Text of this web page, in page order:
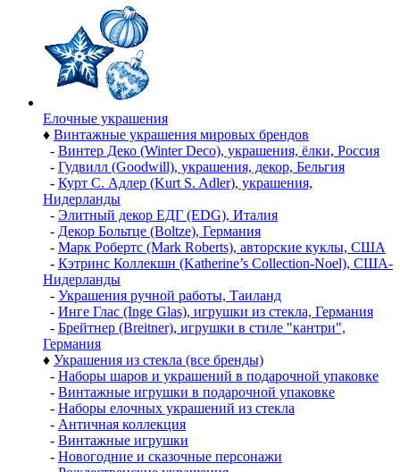
Елочные украшения
♦ Винтажные украшения мировых брендов
- Винтер Деко (Winter Deco), украшения, ёлки, Россия
- Гудвилл (Goodwill), украшения, декор, Бельгия
- Курт С. Адлер (Kurt S. Adler), украшения,
Нидерланды
- Элитный декор ЕДГ (EDG), Италия
- Декор Больтце (Boltze), Германия
- Марк Робертс (Mark Roberts), авторские куклы, США
- Кэтринс Коллекшн (Katherine’s Collection-Noel), США-
Нидерланды
- Украшения ручной работы, Таиланд
- Инге Глас (Inge Glas), игрушки из стекла, Германия
- Брейтнер (Breitner), игрушки в стиле "кантри",
Германия
♦ Украшения из стекла (все бренды)
- Наборы шаров и украшений в подарочной упаковке
- Винтажные игрушки в подарочной упаковке
- Наборы елочных украшений из стекла
- Античная коллекция
- Винтажные игрушки
- Новогодние и сказочные персонажи